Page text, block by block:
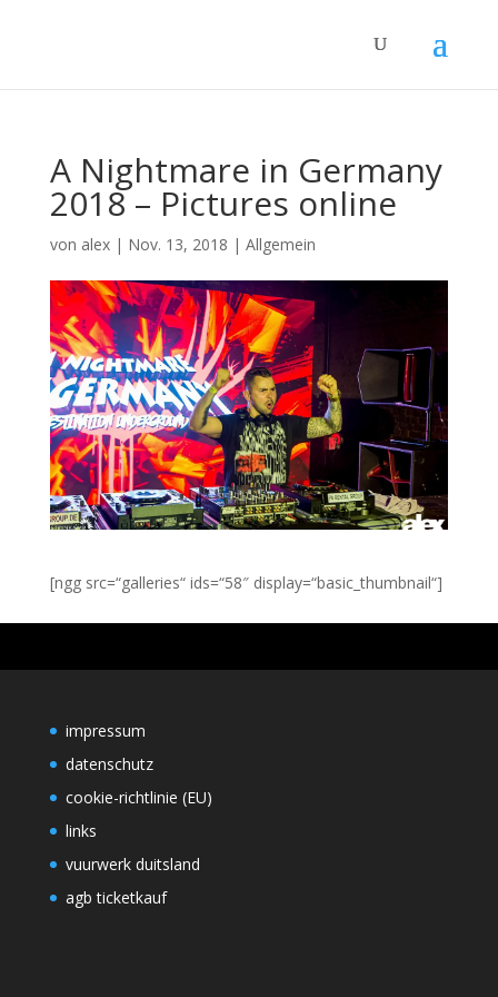
A Nightmare in Germany
2018 – Pictures online
von alex| Nov. 13, 2018 | Allgemein
[ngg src=“galleries“ ids=“58″ display=“basic_thumbnail“]
impressum
datenschutz
cookie-richtlinie (EU)
links
vuurwerk duitsland
agb ticketkauf